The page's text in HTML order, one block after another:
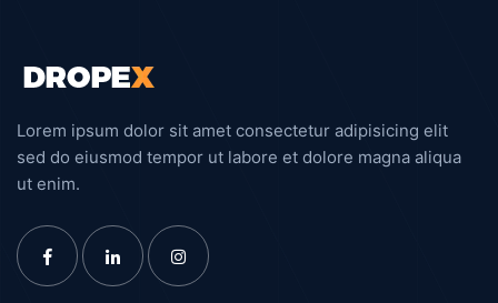
Lorem ipsum dolor sit amet consectetur adipisicing elit
sed do eiusmod tempor ut labore et dolore magna aliqua
ut enim.